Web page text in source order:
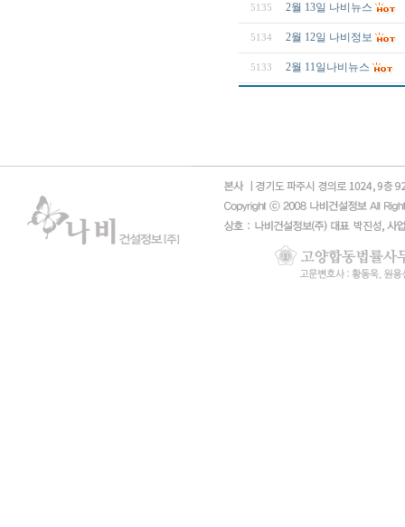
5135 2월 13일 나비뉴스
5134 2월 12일 나비정보
5133 2월 11일나비뉴스